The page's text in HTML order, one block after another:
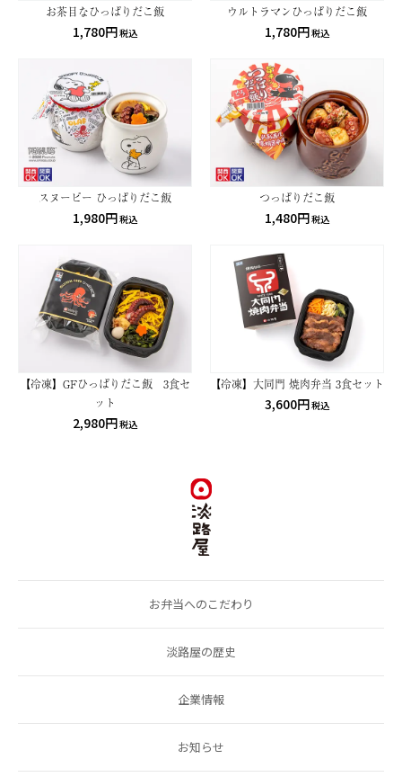
お茶目なひっぱりだこ飯
1,780円税込
ウルトラマンひっぱりだこ飯
1,780円税込
スヌーピー ひっぱりだこ飯
1,980円税込
つっぱりだこ飯
1,480円税込
【冷凍】GFひっぱりだこ飯 3食セ
ット
2,980円税込
【冷凍】大同門 焼肉弁当 3食セット
3,600円税込
お弁当へのこだわり
淡路屋の歴史
企業情報
お知らせ